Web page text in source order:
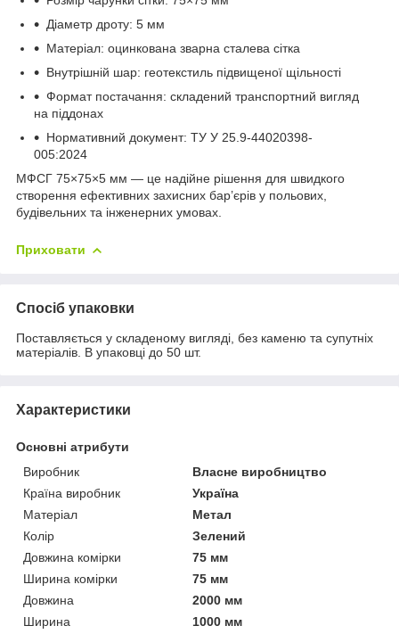
Діаметр дроту: 5 мм
Матеріал: оцинкована зварна сталева сітка
Внутрішній шар: геотекстиль підвищеної щільності
Формат постачання: складений транспортний вигляд
на піддонах
Нормативний документ: ТУ У 25.9-44020398-
005:2024
МФСГ 75×75×5 мм — це надійне рішення для швидкого
створення ефективних захисних бар’єрів у польових,
будівельних та інженерних умовах.
Приховати
Спосіб упаковки
Поставляється у складеному вигляді, без каменю та супутніх
матеріалів. В упаковці до 50 шт.
Характеристики
Основні атрибути
Виробник
Власне виробництво
Країна виробник
Україна
Матеріал
Метал
Колір
Зелений
Довжина комірки
75 мм
Ширина комірки
75 мм
Довжина
2000 мм
Ширина
1000 мм